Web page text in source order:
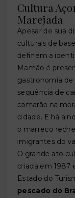
Cultura
Marejada
Apesar de sua
culturais de
definem a
Mamão é
gastronomia de
sequência de
camarão na
cidade. E há
o marreco
imigrantes do
O grande ato
criada em 1987
Estado do
pescado do